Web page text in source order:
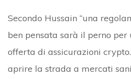
Secondo Hussain “una
ben pensata sarà il perno
offerta di assicurazioni
aprire la strada a mercati